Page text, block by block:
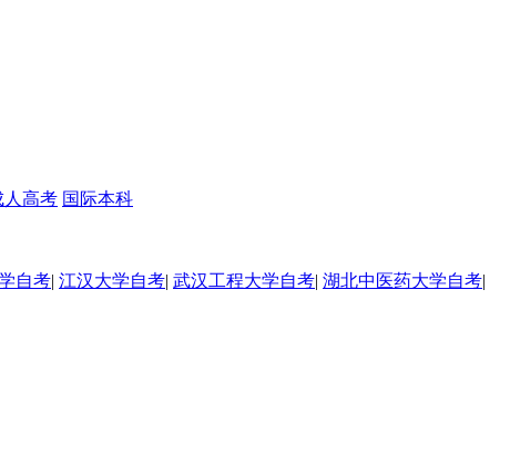
人高考 国际本科
自考| 江汉大学自考| 武汉工程大学自考| 湖北中医药大学自考|